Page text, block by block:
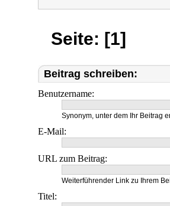
Seite: [1]
Beitrag schreiben:
Benutzername:
Synonym, unter dem Ihr Beitrag
E-Mail:
URL zum Beitrag:
Weiterführender Link zu Ihrem
Titel: